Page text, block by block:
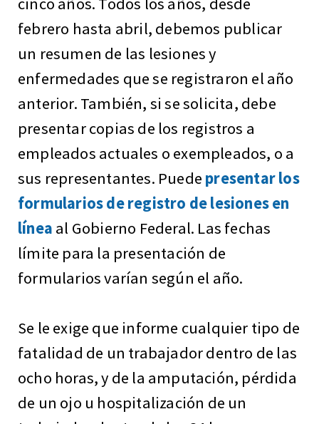
febrero hasta abril, debemos publicar
un resumen de las lesiones y
enfermedades que se registraron el año
anterior. También, si se solicita, debe
presentar copias de los registros a
empleados actuales o exempleados, o a
sus representantes. Puede presentar los
formularios de registro de lesiones en
línea al Gobierno Federal. Las fechas
límite para la presentación de
formularios varían según el año.
Se le exige que informe cualquier tipo de
fatalidad de un trabajador dentro de las
ocho horas, y de la amputación, pérdida
de un ojo u hospitalización de un